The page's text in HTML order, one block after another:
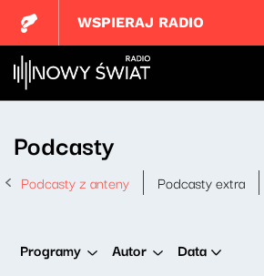
WSPIERAJ RADIO
Podcasty
Podcasty z anteny Podcasty extra
Programy Autor Data